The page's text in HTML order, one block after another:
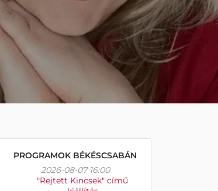
PROGRAMOK BÉKÉSCSABÁN
2026-08-07 16:00
"Rejtett Kincsek" című